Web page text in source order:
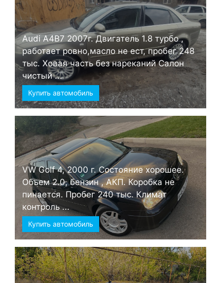
Audi А4B7 2007г. Двигатель 1.8 турбо ,
работает ровно,масло не ест, пробег 248
тыс. Ховая часть без нареканий Салон
чистый ...
Купить автомобиль
VW Golf 4, 2000 г. Состояние хорошее.
Объем 2.0, бензин , АКП. Коробка не
пинается. Пробег 240 тыс. Климат
контроль ...
Купить автомобиль